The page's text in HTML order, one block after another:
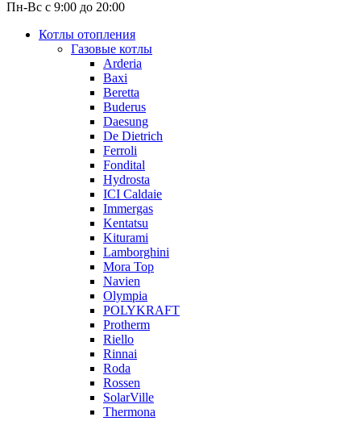
Пн-Вс с 9:00 до 20:00
Котлы отопления
Газовые котлы
Arderia
Baxi
Beretta
Buderus
Daesung
De Dietrich
Ferroli
Fondital
Hydrosta
ICI Caldaie
Immergas
Kentatsu
Kiturami
Lamborghini
Mora Top
Navien
Olympia
POLYKRAFT
Protherm
Riello
Rinnai
Roda
Rossen
SolarVille
Thermona